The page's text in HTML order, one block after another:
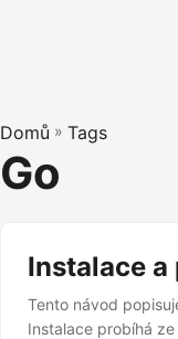
Domů » Tags
Go
Instalace a
Tento návod
Instalace probíhá